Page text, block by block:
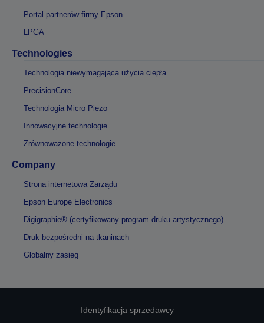
Portal partnerów firmy Epson
LPGA
Technologies
Technologia niewymagająca użycia ciepła
PrecisionCore
Technologia Micro Piezo
Innowacyjne technologie
Zrównoważone technologie
Company
Strona internetowa Zarządu
Epson Europe Electronics
Digigraphie® (certyfikowany program druku artystycznego)
Druk bezpośredni na tkaninach
Globalny zasięg
Identyfikacja sprzedawcy